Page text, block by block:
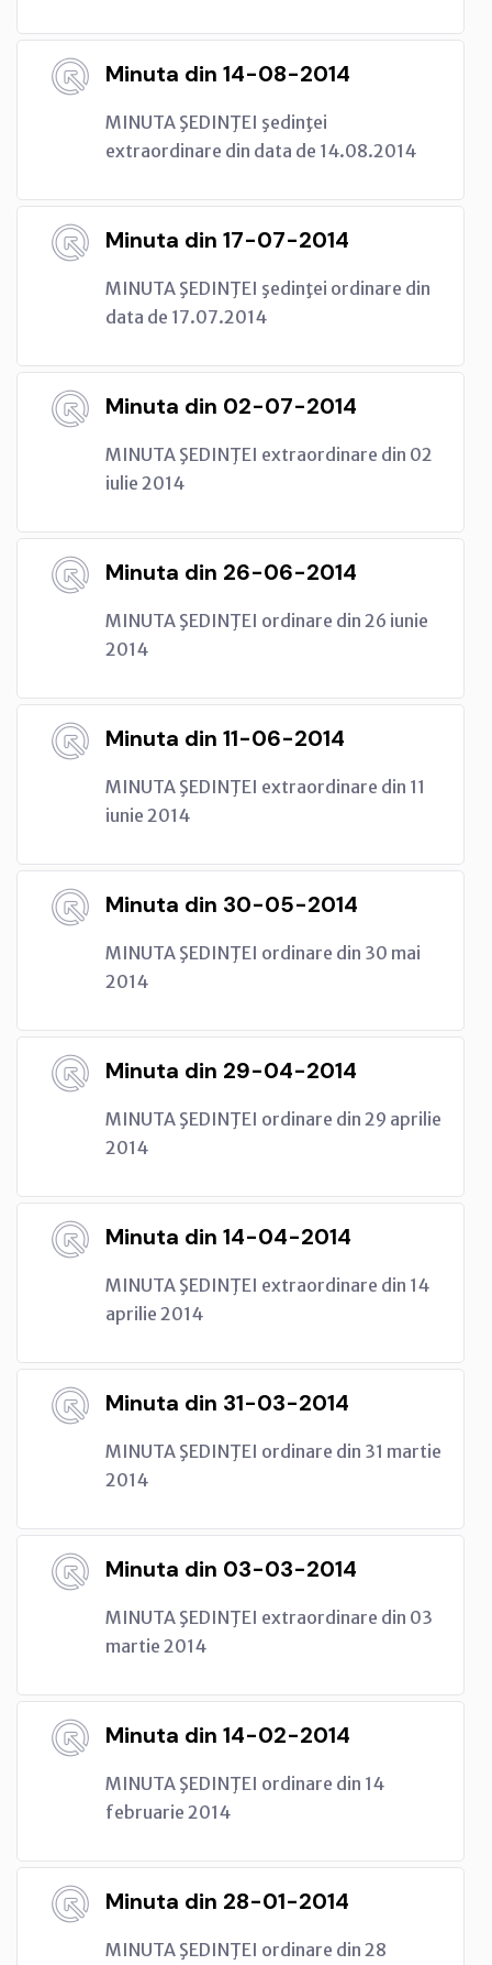
Minuta din 14-08-2014
MINUTA ŞEDINŢEI şedinţei
extraordinare din data de 14.08.2014
Minuta din 17-07-2014
MINUTA ŞEDINŢEI şedinţei ordinare din
data de 17.07.2014
Minuta din 02-07-2014
MINUTA ŞEDINŢEI extraordinare din 02
iulie 2014
Minuta din 26-06-2014
MINUTA ŞEDINŢEI ordinare din 26 iunie
2014
Minuta din 11-06-2014
MINUTA ŞEDINŢEI extraordinare din 11
iunie 2014
Minuta din 30-05-2014
MINUTA ŞEDINŢEI ordinare din 30 mai
2014
Minuta din 29-04-2014
MINUTA ŞEDINŢEI ordinare din 29 aprilie
2014
Minuta din 14-04-2014
MINUTA ŞEDINŢEI extraordinare din 14
aprilie 2014
Minuta din 31-03-2014
MINUTA ŞEDINŢEI ordinare din 31 martie
2014
Minuta din 03-03-2014
MINUTA ŞEDINŢEI extraordinare din 03
martie 2014
Minuta din 14-02-2014
MINUTA ŞEDINŢEI ordinare din 14
februarie 2014
Minuta din 28-01-2014
MINUTA ŞEDINŢEI ordinare din 28